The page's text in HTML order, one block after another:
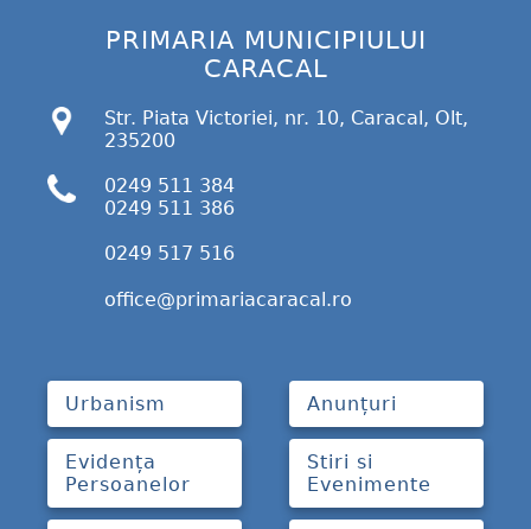
PRIMARIA MUNICIPIULUI
CARACAL
Str. Piata Victoriei, nr. 10, Caracal, Olt,
235200
0249 511 384
0249 511 386
0249 517 516
office@primariacaracal.ro
Urbanism
Evidența
Persoanelor
Anunțuri
Stiri si
Evenimente